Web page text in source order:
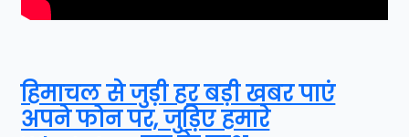
हिमाचल से जुड़ी हर बड़ी खबर पाएं
अपने फोन पर, जुड़िए हमारे